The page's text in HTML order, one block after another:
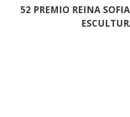
52 PREMIO REINA